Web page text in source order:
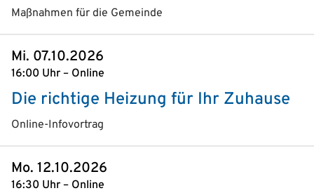
Maßnahmen für die Gemeinde
Mi. 07.10.2026
16:00 Uhr – Online
Die richtige Heizung für Ihr Zuhause
Online-Infovortrag
Mo. 12.10.2026
16:30 Uhr – Online